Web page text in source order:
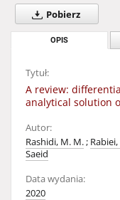
Pobierz
OPIS
Tytuł:
A review:
analytical solution
Autor:
Rashidi, M. M.;
Saeid
Data wydania:
2020